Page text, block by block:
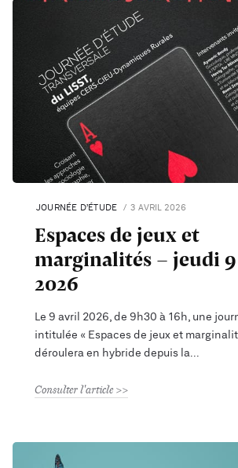
JOURNÉE D’ÉTUDE 3 AVRIL 2026
Espaces de jeux et
marginalités - jeudi
2026
Le 9 avril 2026, de 9h30 à 16h, une
intitulée « Espaces de jeux et
déroulera en hybride depuis la
Consulter l'article